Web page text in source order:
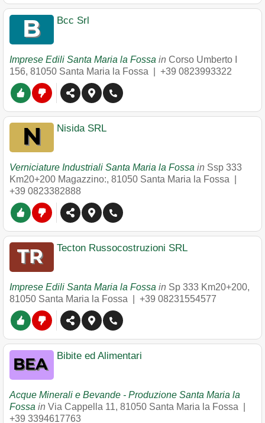
Bcc Srl
Imprese Edili Santa Maria la Fossa in Corso Umberto I
156, 81050 Santa Maria la Fossa +39 0823993322
Nisida SRL
Verniciature Industriali Santa Maria la Fossa in Ssp 333
Km20+200 Magazzino:, 81050 Santa Maria la Fossa
+39 0823382888
Tecton Russocostruzioni SRL
Imprese Edili Santa Maria la Fossa in Sp 333 Km20+200,
81050 Santa Maria la Fossa +39 08231554577
Bibite ed Alimentari
Acque Minerali e Bevande - Produzione Santa Maria la
Fossa in Via Cappella 11, 81050 Santa Maria la Fossa
+39 3394617763